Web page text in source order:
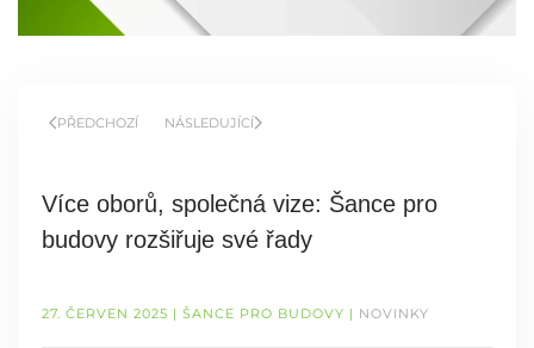
PŘEDCHOZÍ NÁSLEDUJÍCÍ
Více oborů, společná vize: Šance pro
budovy rozšiřuje své řady
27. ČERVEN 2025 | ŠANCE PRO BUDOVY | NOVINKY